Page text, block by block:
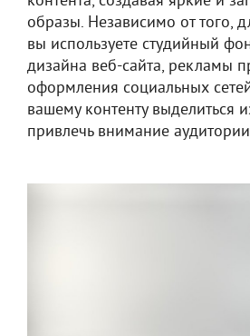
образы. Независимо от того,
вы используете студийный
дизайна веб-сайта, рекламы
оформления социальных
вашему контенту выделиться
привлечь внимание